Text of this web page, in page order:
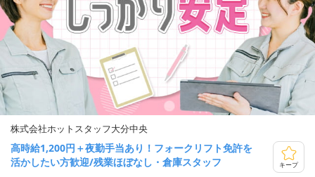
株式会社ホットスタッフ大分中央
高時給1,200円＋夜勤手当あり！フォークリフト免許を
活かしたい方歓迎/残業ほぼなし・倉庫スタッフ
キープ